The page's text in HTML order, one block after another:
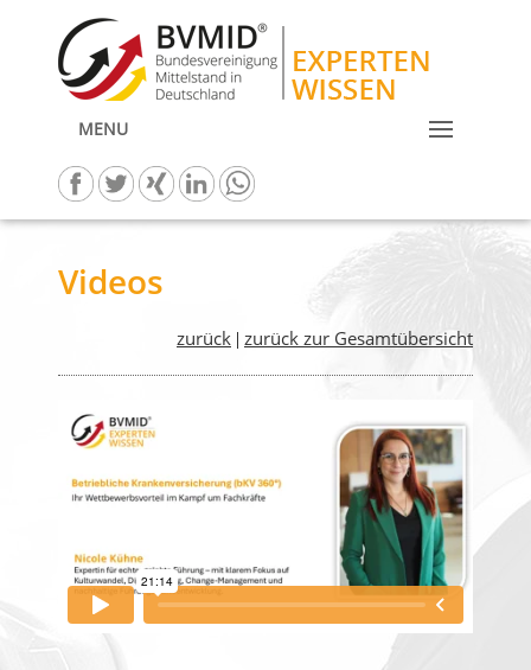
MENU
Videos
zurück | zurück zur Gesamtübersicht